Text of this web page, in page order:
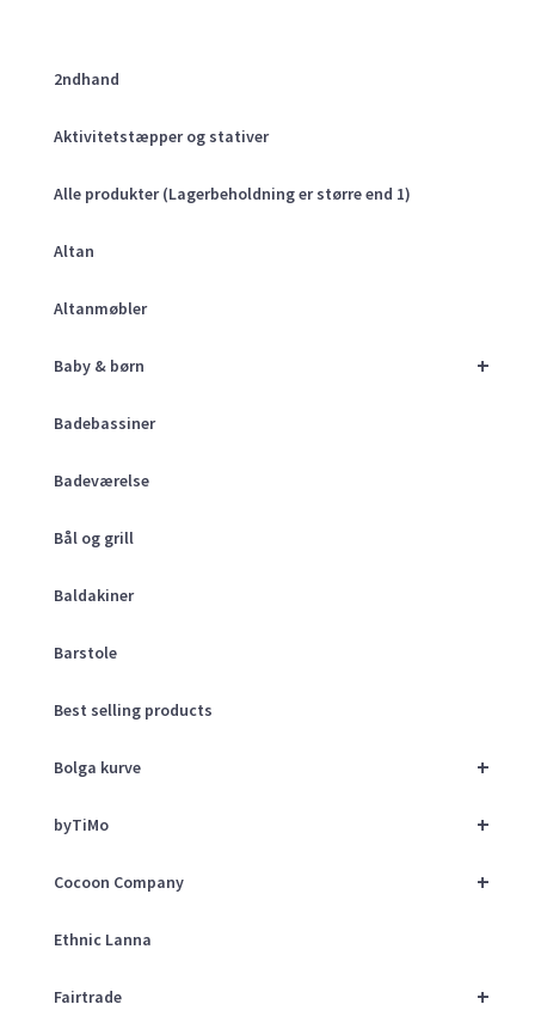
2ndhand
Aktivitetstæpper og stativer
Alle produkter (Lagerbeholdning er større end 1)
Altan
Altanmøbler
+
Baby & børn
Badebassiner
Badeværelse
Bål og grill
Baldakiner
Barstole
Best selling products
+
Bolga kurve
+
byTiMo
+
Cocoon Company
Ethnic Lanna
+
Fairtrade